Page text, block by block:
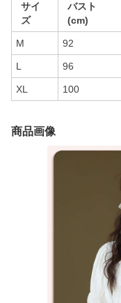
サイ
ズ
バスト
(cm)
M 92
L 96
XL 100
商品画像